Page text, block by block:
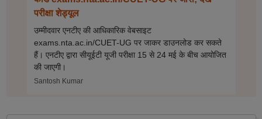
परीक्षा शेड्यूल
उम्मीदवार एनटीए की आधिकारिक वेबसाइट
exams.nta.ac.in/CUET-UG पर जाकर डाउनलोड कर सकते
हैं। एनटीए द्वारा सीयूईटी यूजी परीक्षा 15 से 24 मई के बीच आयोजित
की जाएगी।
Santosh Kumar